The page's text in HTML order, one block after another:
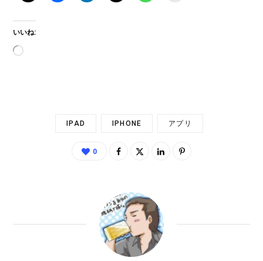
いいね:
読
IPAD IPHONE アプリ
0